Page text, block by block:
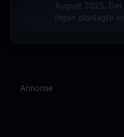
August 2025.
ingen planlagte
Annonse